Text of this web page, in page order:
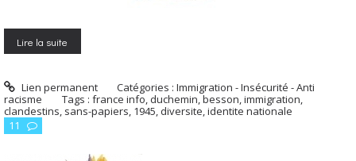
Lire la suite
Lien permanent Catégories :Immigration - Insécurité - Anti
racisme
Tags : france info, duchemin,besson,immigration,
clandestins, sans-papiers, 1945, diversite,identite nationale
11